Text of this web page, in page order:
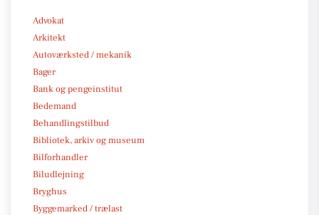
Advokat
Arkitekt
Autoværksted / mekanik
Bager
Bank og pengeinstitut
Bedemand
Behandlingstilbud
Bibliotek, arkiv og museum
Bilforhandler
Biludlejning
Bryghus
Byggemarked / trælast